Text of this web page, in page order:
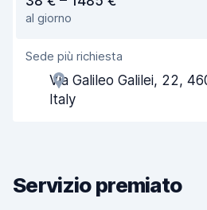
Facile da trovare
Gentilezza degli agenti
Rapidità del ritiro
Condizioni dell'auto
al giorno
Sede più richiesta
Via Galileo Galilei, 22,
Italy
Servizio premiato